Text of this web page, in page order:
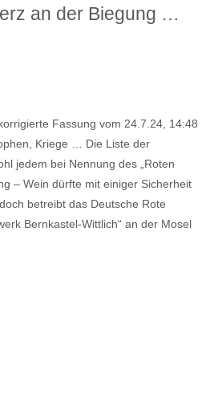
an der Biegung …
Fassung vom 24.7.24, 14:48
Kriege … Die Liste der
jedem bei Nennung des „Roten
– Wein dürfte mit einiger Sicherheit
betreibt das Deutsche Rote
Bernkastel-Wittlich“ an der Mosel